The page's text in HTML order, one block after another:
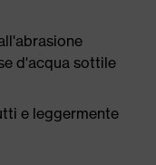
d'acqua sottile
e leggermente